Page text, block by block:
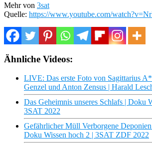
Mehr von 3sat
Quelle: https://www.youtube.com/
Ähnliche Videos:
LIVE: Das erste Foto von Sagittarius
Genzel und Anton Zensus | Harald
Das Geheimnis unseres Schlafs | Doku
3SAT 2022
Gefährlicher Müll Verborgene
Doku Wissen hoch 2 | 3SAT ZDF 2022